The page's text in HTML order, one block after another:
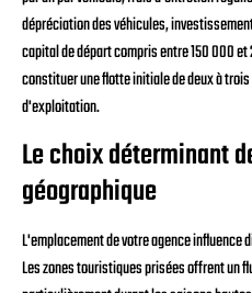
dépréciation des véhicules,
capital de départ compris entre 150 000
constituer une flotte initiale de deux à
d'exploitation.
Le choix déterminant
géographique
L'emplacement de votre agence
Les zones touristiques prisées offrent un